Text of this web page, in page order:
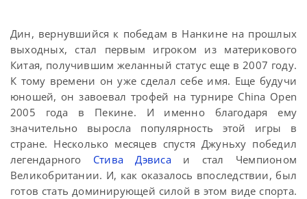
Дин, вернувшийся к победам в Нанкине на прошлых
выходных, стал первым игроком из материкового
Китая, получившим желанный статус еще в 2007 году.
К тому времени он уже сделал себе имя. Еще будучи
юношей, он завоевал трофей на турнире China Open
2005 года в Пекине. И именно благодаря ему
значительно выросла популярность этой игры в
стране. Несколько месяцев спустя Джуньху победил
легендарного Стива Дэвисаи стал Чемпионом
Великобритании. И, как оказалось впоследствии, был
готов стать доминирующей силой в этом виде спорта.